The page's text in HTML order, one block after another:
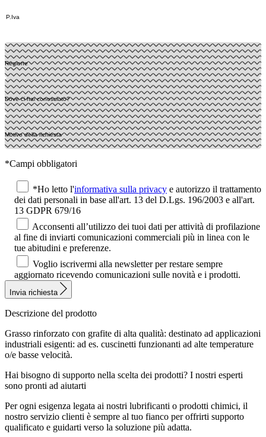
*Campi obbligatori
*Ho letto l'informativa sulla privacy e autorizzo il trattamento
dei dati personali in base all'art. 13 del D.Lgs. 196/2003 e all'art.
13 GDPR 679/16
Acconsenti all’utilizzo dei tuoi dati per attività di profilazione
al fine di inviarti comunicazioni commerciali più in linea con le
tue abitudini e preferenze.
Voglio iscrivermi alla newsletter per restare sempre
aggiornato ricevendo comunicazioni sulle novità e i prodotti.
Invia richiesta
Descrizione del prodotto
Grasso rinforzato con grafite di alta qualità: destinato ad applicazioni
industriali esigenti: ad es. cuscinetti funzionanti ad alte temperature
o/e basse velocità.
Hai bisogno di supporto nella scelta dei prodotti? I nostri esperti
sono pronti ad aiutarti
Per ogni esigenza legata ai nostri lubrificanti o prodotti chimici, il
nostro servizio clienti è sempre al tuo fianco per offrirti supporto
qualificato e guidarti verso la soluzione più adatta.